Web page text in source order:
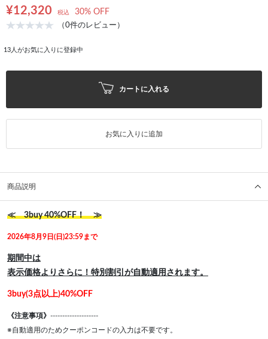
¥12,320
税込 30% OFF
（0件のレビュー）
13 人がお気に入りに登録中
カートに入れる
お気に入りに追加
商品説明
≪ 3buy 40%OFF！ ≫
2026年8月9日(日)23:59まで
期間中は
表示価格よりさらに！特別割引が自動適用されます。
3buy(3点以上)40%OFF
《注意事項》 --------------------
※自動適用のためクーポンコードの入力は不要です。